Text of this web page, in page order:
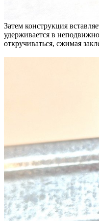
Затем конструкция
удерживается в
откручиваться, сжимая